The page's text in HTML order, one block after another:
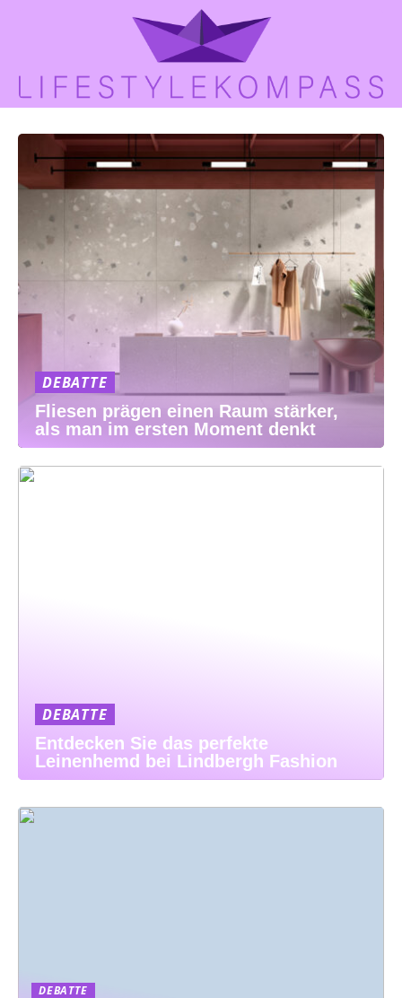
DEBATTE
Fliesen prägen einen Raum stärker,
als man im ersten Moment denkt
DEBATTE
Entdecken Sie das perfekte
Leinenhemd bei Lindbergh Fashion
DEBATTE